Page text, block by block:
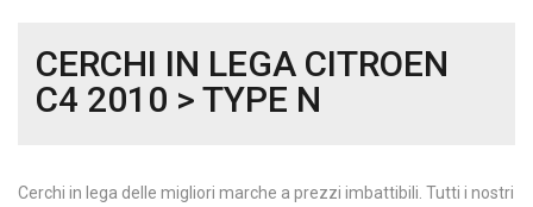
CERCHI IN LEGA CITROEN
C4 2010 > TYPE N
Cerchi in lega delle migliori marche a prezzi imbattibili. Tutti i nostri